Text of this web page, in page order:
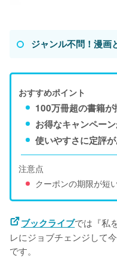
ジャンル不問！漫画
おすすめポイント
100万冊超の書籍が
お得なキャンペーン
使いやすさに定評
注意点
クーポンの期限が短
ブックライブでは『私
レにジョブチェンジして
です。